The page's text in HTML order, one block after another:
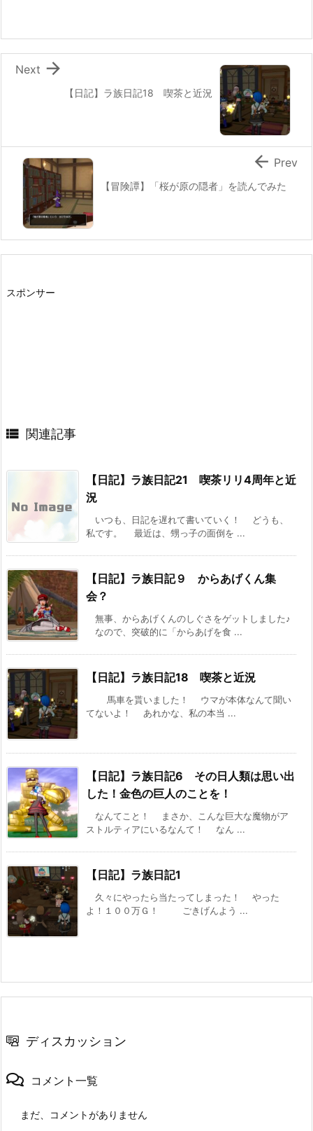
【日記】ラ族日記18 喫茶と近況

Next
【冒険譚】「桜が原の隠者」を読んでみた
 Prev
スポンサー
 関連記事
【日記】ラ族日記21 喫茶リリ4周年と近
況
いつも、日記を遅れて書いていく！ どうも、
私です。 最近は、甥っ子の面倒を ...
【日記】ラ族日記９ からあげくん集
会？
無事、からあげくんのしぐさをゲットしました♪
なので、突破的に「からあげを食 ...
【日記】ラ族日記18 喫茶と近況
馬車を貰いました！ ウマが本体なんて聞い
てないよ！ あれかな、私の本当 ...
【日記】ラ族日記6 その日人類は思い出
した！金色の巨人のことを！
なんてこと！ まさか、こんな巨大な魔物がア
ストルティアにいるなんて！ なん ...
【日記】ラ族日記1
久々にやったら当たってしまった！ やった
よ！１００万Ｇ！ ごきげんよう ...
ディスカッション
コメント一覧
まだ、コメントがありません